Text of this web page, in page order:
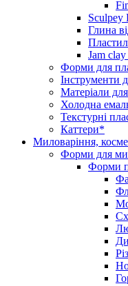
Sculpey
Глина
Jam
Форми для
Інструменти
Матеріали
Холодна
Текстурні
Каттери*
Миловаріння,
Форми для
Форми